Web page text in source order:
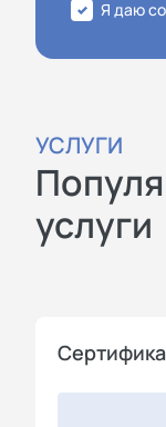
Я даю
УСЛУГИ
услуги